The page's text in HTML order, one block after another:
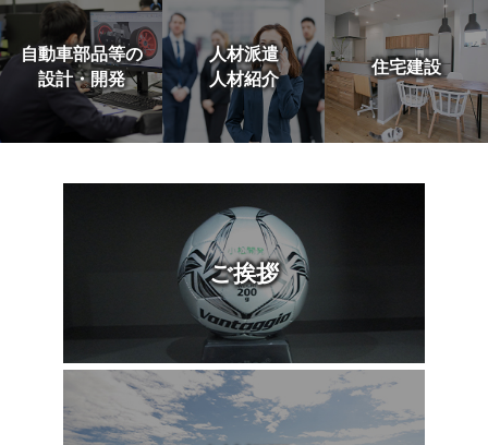
自動車部品等の
設計・開発
人材派遣
人材紹介
住宅建設
ご挨拶